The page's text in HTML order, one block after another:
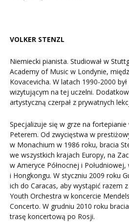
VOLKER STENZL
Niemiecki pianista. Studiował w
Academy of Music w Londynie,
Kovacevicha. W latach 1990-2000
wizytującym na tej uczelni.
artystyczną czerpał z prywatnych
Specjalizuje się w grze na
Peterem. Od zwycięstwa w
w Monachium w 1986 roku, bracia
we wszystkich krajach Europy, na
w Ameryce Północnej i Południowej,
i Hongkongu. W styczniu 2009 roku
ich do Caracas, aby wystąpić razem
Youth Orchestra w koncercie
Concerto. W grudniu 2010 roku
trasę koncertową po Rosji.